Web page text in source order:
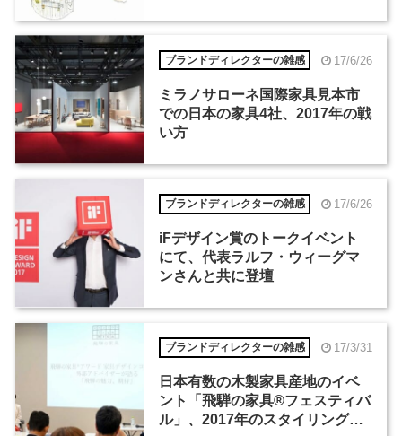
ブランドディレクターの雑感 17/6/26
ミラノサローネ国際家具見本市
での日本の家具4社、2017年の戦
い方
ブランドディレクターの雑感 17/6/26
iFデザイン賞のトークイベント
にて、代表ラルフ・ウィーグマ
ンさんと共に登壇
ブランドディレクターの雑感 17/3/31
日本有数の木製家具産地のイベ
ント「飛騨の家具®フェスティバ
ル」、2017年のスタイリングテ